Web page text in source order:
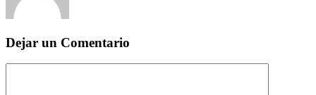
Dejar un Comentario